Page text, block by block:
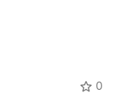
0